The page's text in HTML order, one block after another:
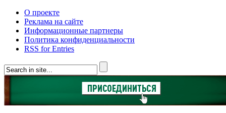
О проекте
Реклама на сайте
Информационные партнеры
Политика конфиденциальности
RSS for Entries